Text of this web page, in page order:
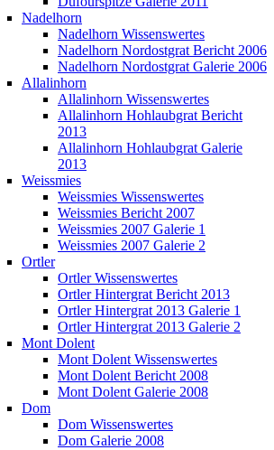
Nadelhorn
Nadelhorn Wissenswertes
Nadelhorn Nordostgrat Bericht 2006
Nadelhorn Nordostgrat Galerie 2006
Allalinhorn
Allalinhorn Wissenswertes
Allalinhorn Hohlaubgrat Bericht
2013
Allalinhorn Hohlaubgrat Galerie
2013
Weissmies
Weissmies Wissenswertes
Weissmies Bericht 2007
Weissmies 2007 Galerie 1
Weissmies 2007 Galerie 2
Ortler
Ortler Wissenswertes
Ortler Hintergrat Bericht 2013
Ortler Hintergrat 2013 Galerie 1
Ortler Hintergrat 2013 Galerie 2
Mont Dolent
Mont Dolent Wissenswertes
Mont Dolent Bericht 2008
Mont Dolent Galerie 2008
Dom
Dom Wissenswertes
Dom Galerie 2008